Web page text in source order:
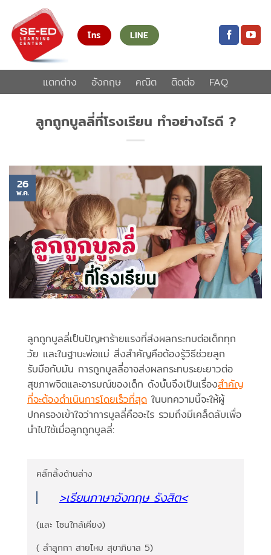
ยัง
เนื้อหา
โทร LINE
แตกต่าง อังกฤษ คณิต ติดต่อ FAQ
ลูกถูกบูลลี่ที่โรงเรียน ทำอย่างไรดี ?
26
พ.ค.
ลูกถูกบูลลี่เป็นปัญหาร้ายแรงที่ส่งผลกระทบต่อเด็กทุก
วัย และในฐานะพ่อแม่ สิ่งสำคัญคือต้องรู้วิธีช่วยลูก
รับมือกับมัน การถูกบูลลี่อาจส่งผลกระทบระยะยาวต่อ
สุขภาพจิตและอารมณ์ของเด็ก ดังนั้นจึงเป็นเรื่องสำคัญ
ที่จะต้องดำเนินการโดยเร็วที่สุด ในบทความนี้จะให้ผู้
ปกครองเข้าใจว่าการบูลลี่คืออะไร รวมถึงมีเคล็ดลับเพื่อ
นำไปใช้เมื่อลูกถูกบูลลี่:
คลิ๊กลิ้งด้านล่าง
>เรียนภาษาอังกฤษ รังสิต<
(และ โซนใกล้เคียง)
( ลำลูกกา สายไหม สุขาภิบาล 5)